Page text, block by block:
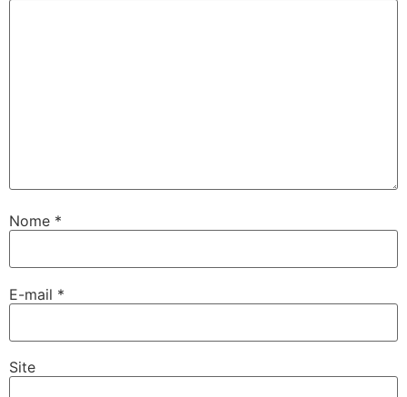
Nome *
E-mail *
Site